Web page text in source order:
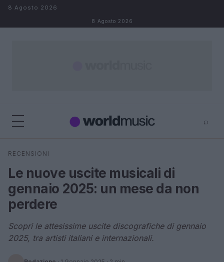
Salta al contenuto
8 Agosto 2026
8 Agosto 2026
⌕
Cerca
RECENSIONI
Le nuove uscite musicali di
gennaio 2025: un mese da non
perdere
Scopri le attesissime uscite discografiche di gennaio
2025, tra artisti italiani e internazionali.